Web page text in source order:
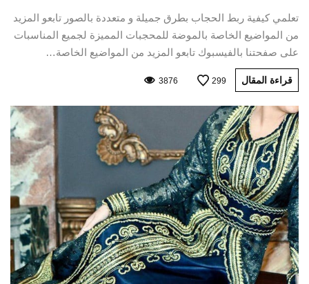
تعلمي كيفية ربط الحجاب بطرق جميلة و متعددة بالصور تابعو المزيد
من المواضيع الخاصة بالموضة للمحجبات المميزة لجميع المناسبات
على صفحتنا بالفيسبوك تابعو المزيد من المواضيع الخاصة…
قراءة المقال 299
3876